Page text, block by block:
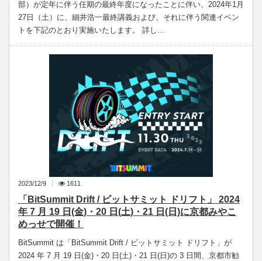
部）が定年に伴う任期の最終年度になったことに伴い、2024年1月
27日（土）に、細井浩一最終講義および、それに伴う関連イベン
トを下記のとおり実施いたします。 詳し…
2023/12/9 1611
「BitSummit Drift / ビットサミット ドリフト」 2024
年 7 月 19 日(金)・20 日(土)・21 日(日)に京都みやこ
めっせで開催！
BitSummit は「BitSummit Drift / ビットサミット ドリフト」が
2024 年 7 月 19 日(金)・20 日(土)・21 日(日)の 3 日間、京都市勧